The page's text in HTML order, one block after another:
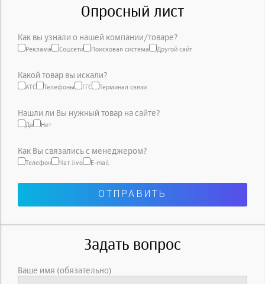
Опросный лист
Как вы узнали о нашей компании/товаре?
Реклама Соцсети Поисковая система Другой сайт
Какой товар вы искали?
АТС Телефоны ГГС Терминал связи
Нашли ли Вы нужный товар на сайте?
Да Нет
Как Вы связались с менеджером?
Телефон Чат Jivo E-mail
Задать вопрос
Ваше имя (обязательно)